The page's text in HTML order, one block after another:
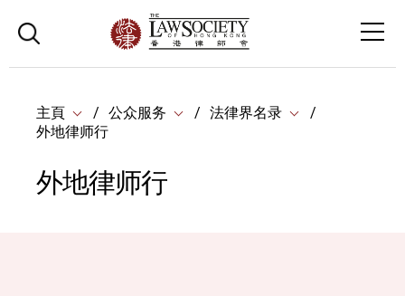
主頁 公众服务
法律界名录
外地律师行
外地律师行